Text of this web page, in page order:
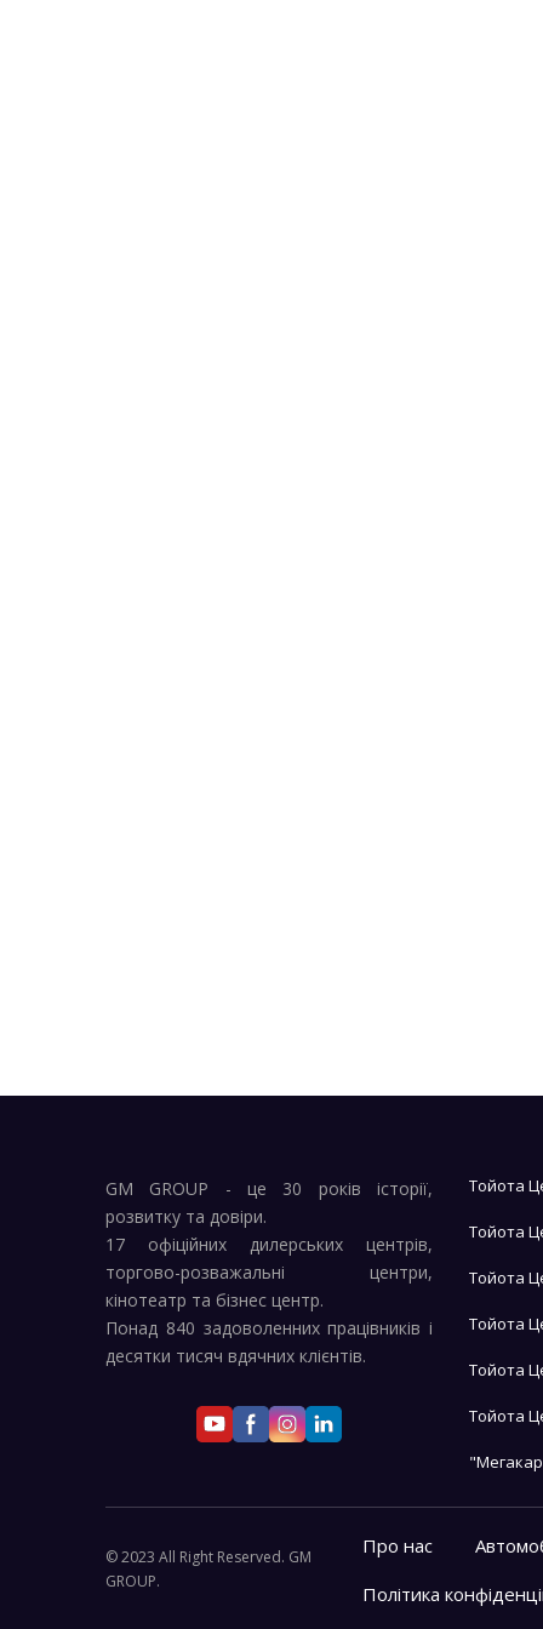
GM GROUP - це 30 років історії,
розвитку та довіри.
17 офіційних дилерських центрів,
торгово-розважальні центри,
кінотеатр та бізнес центр.
Понад 840 задоволенних працівників і
десятки тисяч вдячних клієнтів.
Тойота
Тойота
Тойота
Тойота
Тойота
Тойота
© 2023 All Right Reserved. GM
GROUP.
Про нас
Політика